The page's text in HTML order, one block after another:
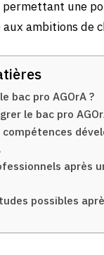
une
ambitions de
bac pro AGOrA ?
le bac pro
après
possibles